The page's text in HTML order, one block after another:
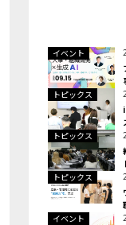
イベント
トピックス
トピックス
トピックス
イベント